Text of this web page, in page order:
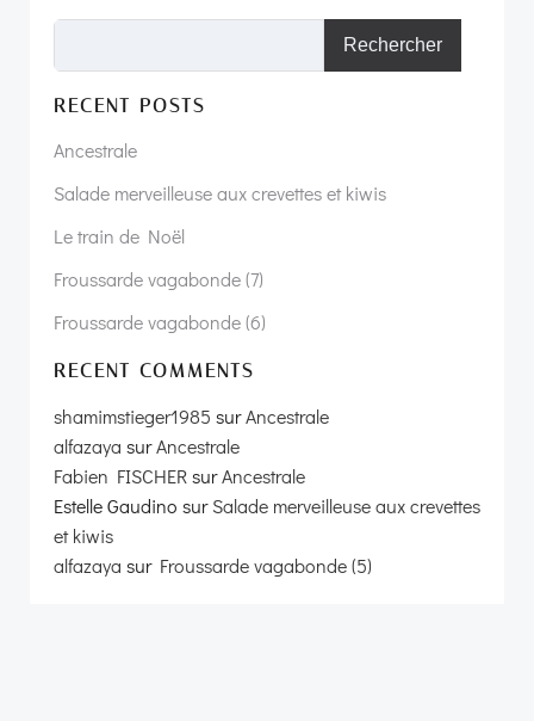
Rechercher
RECENT POSTS
Ancestrale
Salade merveilleuse aux crevettes et kiwis
Le train de Noël
Froussarde vagabonde (7)
Froussarde vagabonde (6)
RECENT COMMENTS
shamimstieger1985 surAncestrale
alfazaya surAncestrale
Fabien FISCHERsurAncestrale
Estelle Gaudino surSalade merveilleuse aux crevettes
et kiwis
alfazaya sur Froussarde vagabonde (5)